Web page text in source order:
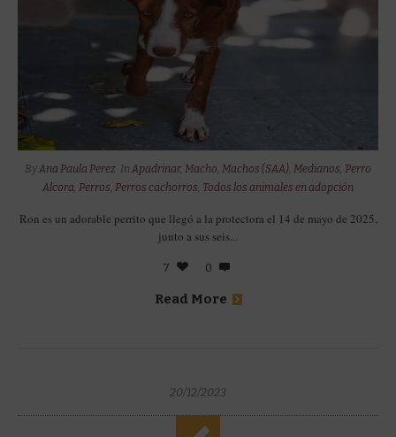
ByAna Paula Perez In Apadrinar, Macho, Machos (SAA), Medianos, Perro
Alcora, Perros, Perros cachorros, Todos los animales en adopción
Ron es un adorable perrito que llegó a la protectora el 14 de mayo de 2025,
junto a sus seis...
7 0
Read More
20/12/2023